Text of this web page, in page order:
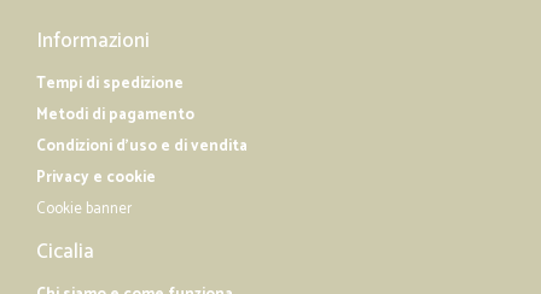
Informazioni
Tempi di spedizione
Metodi di pagamento
Condizioni d'uso e di vendita
Privacy e cookie
Cookie banner
Cicalia